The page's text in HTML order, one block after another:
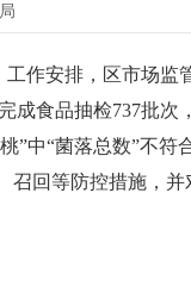
作安排，区市场监
食品抽检737批次
”中“菌落总数”不符
召回等防控措施，并